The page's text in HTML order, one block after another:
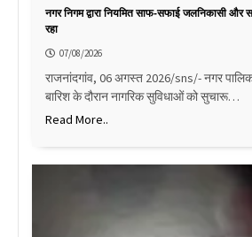
नगर निगम द्वारा नियमित साफ-सफाई जलनिकासी और
रहा
07/08/2026
राजनांदगांव, 06 अगस्त 2026/sns/- नगर पालिक
बारिश के दौरान नागरिक सुविधाओं को सुचारू…
Read More..